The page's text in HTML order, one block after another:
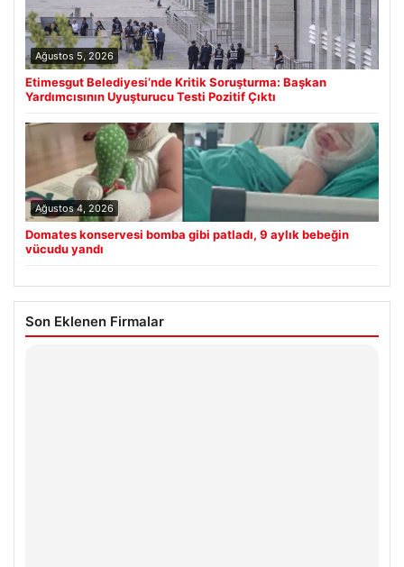
Ağustos 5, 2026
Etimesgut Belediyesi’nde Kritik Soruşturma: Başkan
Yardımcısının Uyuşturucu Testi Pozitif Çıktı
Ağustos 4, 2026
Domates konservesi bomba gibi patladı, 9 aylık bebeğin
vücudu yandı
Son Eklenen Firmalar